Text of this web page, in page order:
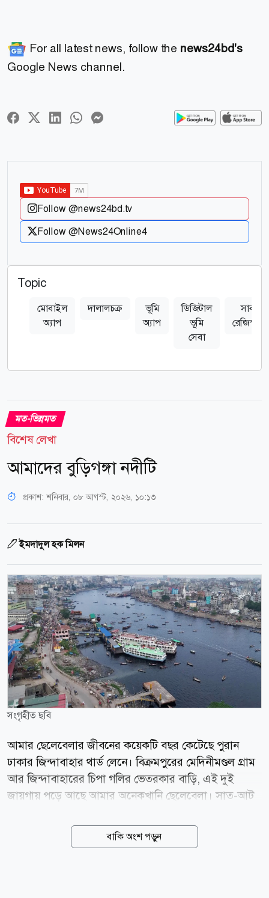
For all latest news, follow the news24bd's
Google News channel.
Follow @news24bd.tv
Follow @News24Online4
Topic
মোবাইল
অ্যাপ
দালালচক্র
ভূমি
অ্যাপ
ডিজিটাল
ভূমি
সেবা
সাব-
রেজিস্ট্রার
মত-ভিন্নমত
বিশেষ লেখা
আমাদের বুড়িগঙ্গা নদীটি
প্রকাশ:শনিবার, ০৮ আগস্ট, ২০২৬, ১০:১৩
ইমদাদুল হক মিলন
সংগৃহীত ছবি
আমার ছেলেবেলার জীবনের কয়েকটি বছর কেটেছে পুরান
ঢাকার জিন্দাবাহার থার্ড লেনে। বিক্রমপুরের মেদিনীমণ্ডল গ্রাম
আর জিন্দাবাহারের চিপা গলির ভেতরকার বাড়ি, এই দুই
জায়গায় পড়ে আছে আমার অনেকখানি ছেলেবেলা। সাত-আট
সদরঘাট। সেখানে তখনো লঞ্চ টার্মিনাল হয়নি। বাকল্যান্ড
বাঁধের কোনো কোনো জায়গা কেটে সিঁড়ি তৈরি করা হয়েছে।
বাকি অংশ পড়ুন